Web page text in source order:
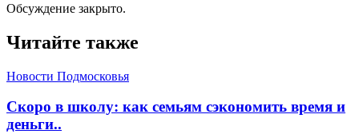
Обсуждение закрыто.
Читайте также
Новости Подмосковья
Скоро в школу: как семьям сэкономить время и
деньги..